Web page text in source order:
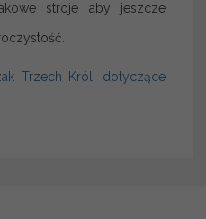
stroje aby jeszcze
Trzech Króli dotyczące